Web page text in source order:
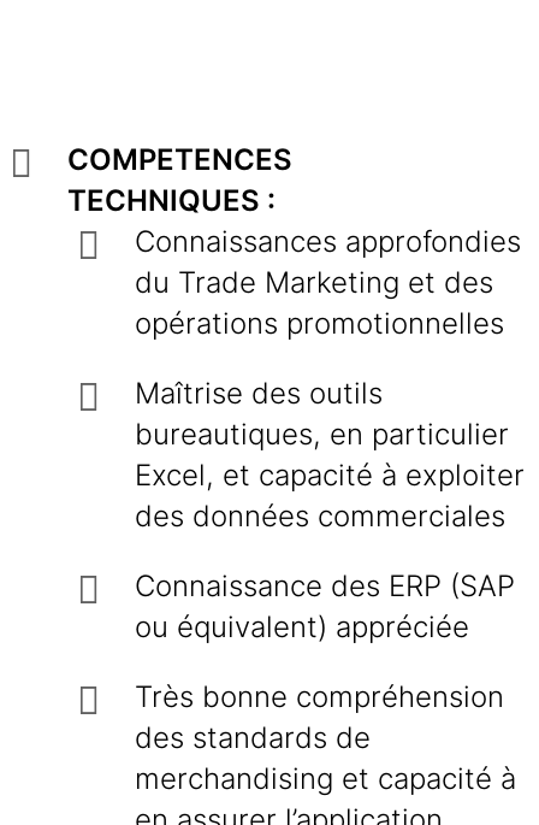
COMPETENCES
TECHNIQUES :
Connaissances approfondies
du Trade Marketing et des
opérations promotionnelles
Maîtrise des outils
bureautiques, en particulier
Excel, et capacité à exploiter
des données commerciales
Connaissance des ERP (SAP
ou équivalent) appréciée
Très bonne compréhension
des standards de
merchandising et capacité à